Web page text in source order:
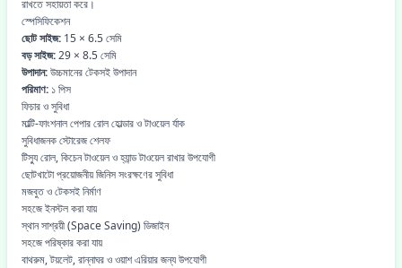
রাখতে সহায়তা করে।
স্পেসিফিকেশন
ছোট সাইজ: 15 × 6.5 সেমি
বড় সাইজ:29 × 8.5 সেমি
উপাদান:উচ্চমানের টেকসই উপাদান
পরিমাণ: ১ পিস
ফিচার ও সুবিধা
মাল্টি-ফাংশনাল পেপার রোল হোল্ডার ও টাওয়েল র্যাক
সুবিধাজনক স্টোরেজ শেলফ
টিস্যু রোল, কিচেন টাওয়েল ও হ্যান্ড টাওয়েল রাখার উপযোগী
ছোটখাটো প্রয়োজনীয় জিনিস সংরক্ষণের সুবিধা
মজবুত ও টেকসই নির্মাণ
সহজে ইনস্টল করা যায়
স্থান সাশ্রয়ী (Space Saving) ডিজাইন
সহজে পরিষ্কার করা যায়
বাথরুম, টয়লেট, রান্নাঘর ও ওয়াশ এরিয়ার জন্য উপযোগী